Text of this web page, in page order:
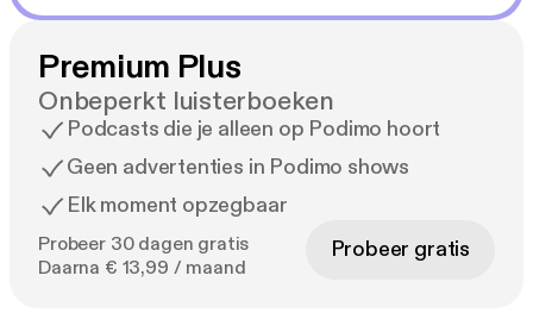
Premium Plus
Onbeperkt luisterboeken
Podcasts die je alleen op Podimo hoort
Geen advertenties in Podimo shows
Elk moment opzegbaar
Probeer 30 dagen gratis
Daarna € 13,99 / maand
Probeer gratis